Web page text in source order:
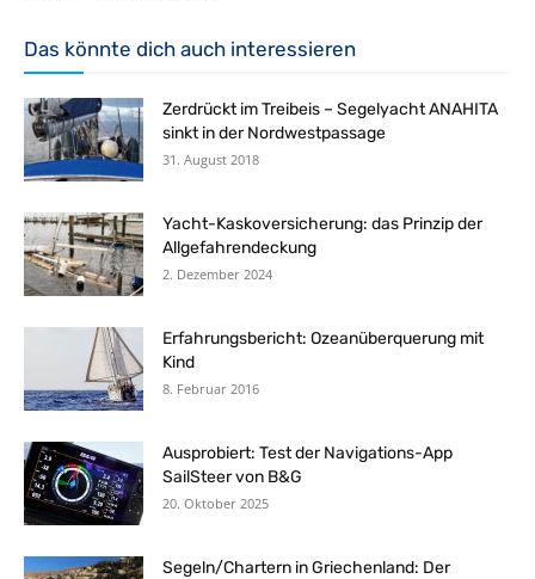
Das könnte dich auch interessieren
Zerdrückt im Treibeis – Segelyacht ANAHITA
sinkt in der Nordwestpassage
31. August 2018
Yacht-Kaskoversicherung: das Prinzip der
Allgefahrendeckung
2. Dezember 2024
Erfahrungsbericht: Ozeanüberquerung mit
Kind
8. Februar 2016
Ausprobiert: Test der Navigations-App
SailSteer von B&G
20. Oktober 2025
Segeln/Chartern in Griechenland: Der